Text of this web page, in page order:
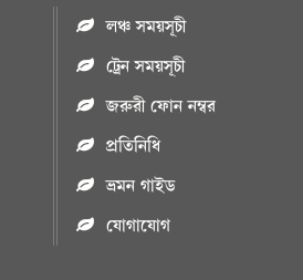
লঞ্চ সময়সূচী
ট্রেন সময়সূচী
জরুরী ফোন নম্বর
প্রতিনিধি
ভ্রমন গাইড
যোগাযোগ